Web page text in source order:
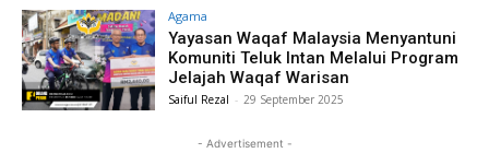
Agama
Yayasan Waqaf Malaysia Menyantuni
Komuniti Teluk Intan Melalui Program
Jelajah Waqaf Warisan
Saiful Rezal - 29 September 2025
- Advertisement -